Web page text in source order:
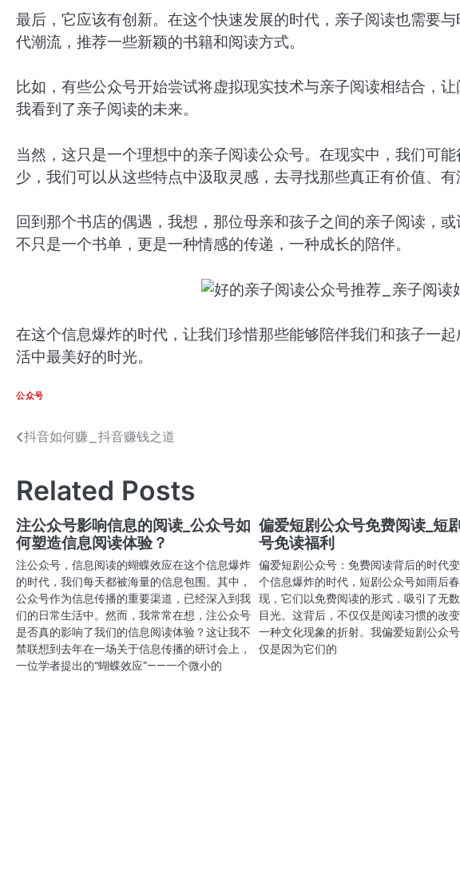
最后，它应该有创新。在这个快速发展的时代，亲子阅读也需要
代潮流，推荐一些新颖的书籍和阅读方式。
比如，有些公众号开始尝试将虚拟现实技术与亲子阅读相结合，
我看到了亲子阅读的未来。
当然，这只是一个理想中的亲子阅读公众号。在现实中，我们可
少，我们可以从这些特点中汲取灵感，去寻找那些真正有价值、有
回到那个书店的偶遇，我想，那位母亲和孩子之间的亲子阅读，
不只是一个书单，更是一种情感的传递，一种成长的陪伴。
在这个信息爆炸的时代，让我们珍惜那些能够陪伴我们和孩子一
活中最美好的时光。
公众号
文
导
航
抖音如何赚_抖音赚钱之道
Related Posts
注公众号影响信息的阅读_公众号如
何塑造信息阅读体验？
注公众号，信息阅读的蝴蝶效应在这个信息爆炸
的时代，我们每天都被海量的信息包围。其中，
公众号作为信息传播的重要渠道，已经深入到我
们的日常生活中。然而，我常常在想，注公众号
是否真的影响了我们的信息阅读体验？这让我不
禁联想到去年在一场关于信息传播的研讨会上，
一位学者提出的“蝴蝶效应”——一个微小的
偏爱短剧公众号免费阅读_短
号免读福利
偏爱短剧公众号：免费阅读背后的时代
个信息爆炸的时代，短剧公众号如雨后
现，它们以免费阅读的形式，吸引了无
目光。这背后，不仅仅是阅读习惯的改
一种文化现象的折射。我偏爱短剧公众
仅是因为它们的